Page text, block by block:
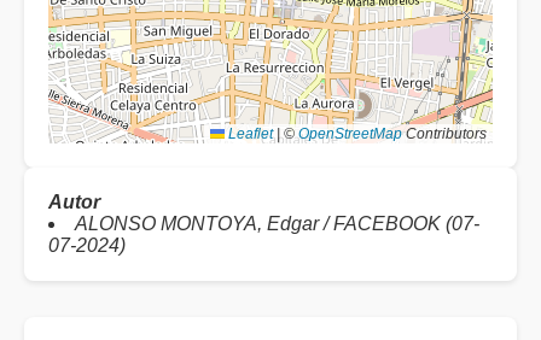
Leaflet ©OpenStreetMapContributors
Autor
ALONSO MONTOYA, Edgar / FACEBOOK (07-
07-2024)